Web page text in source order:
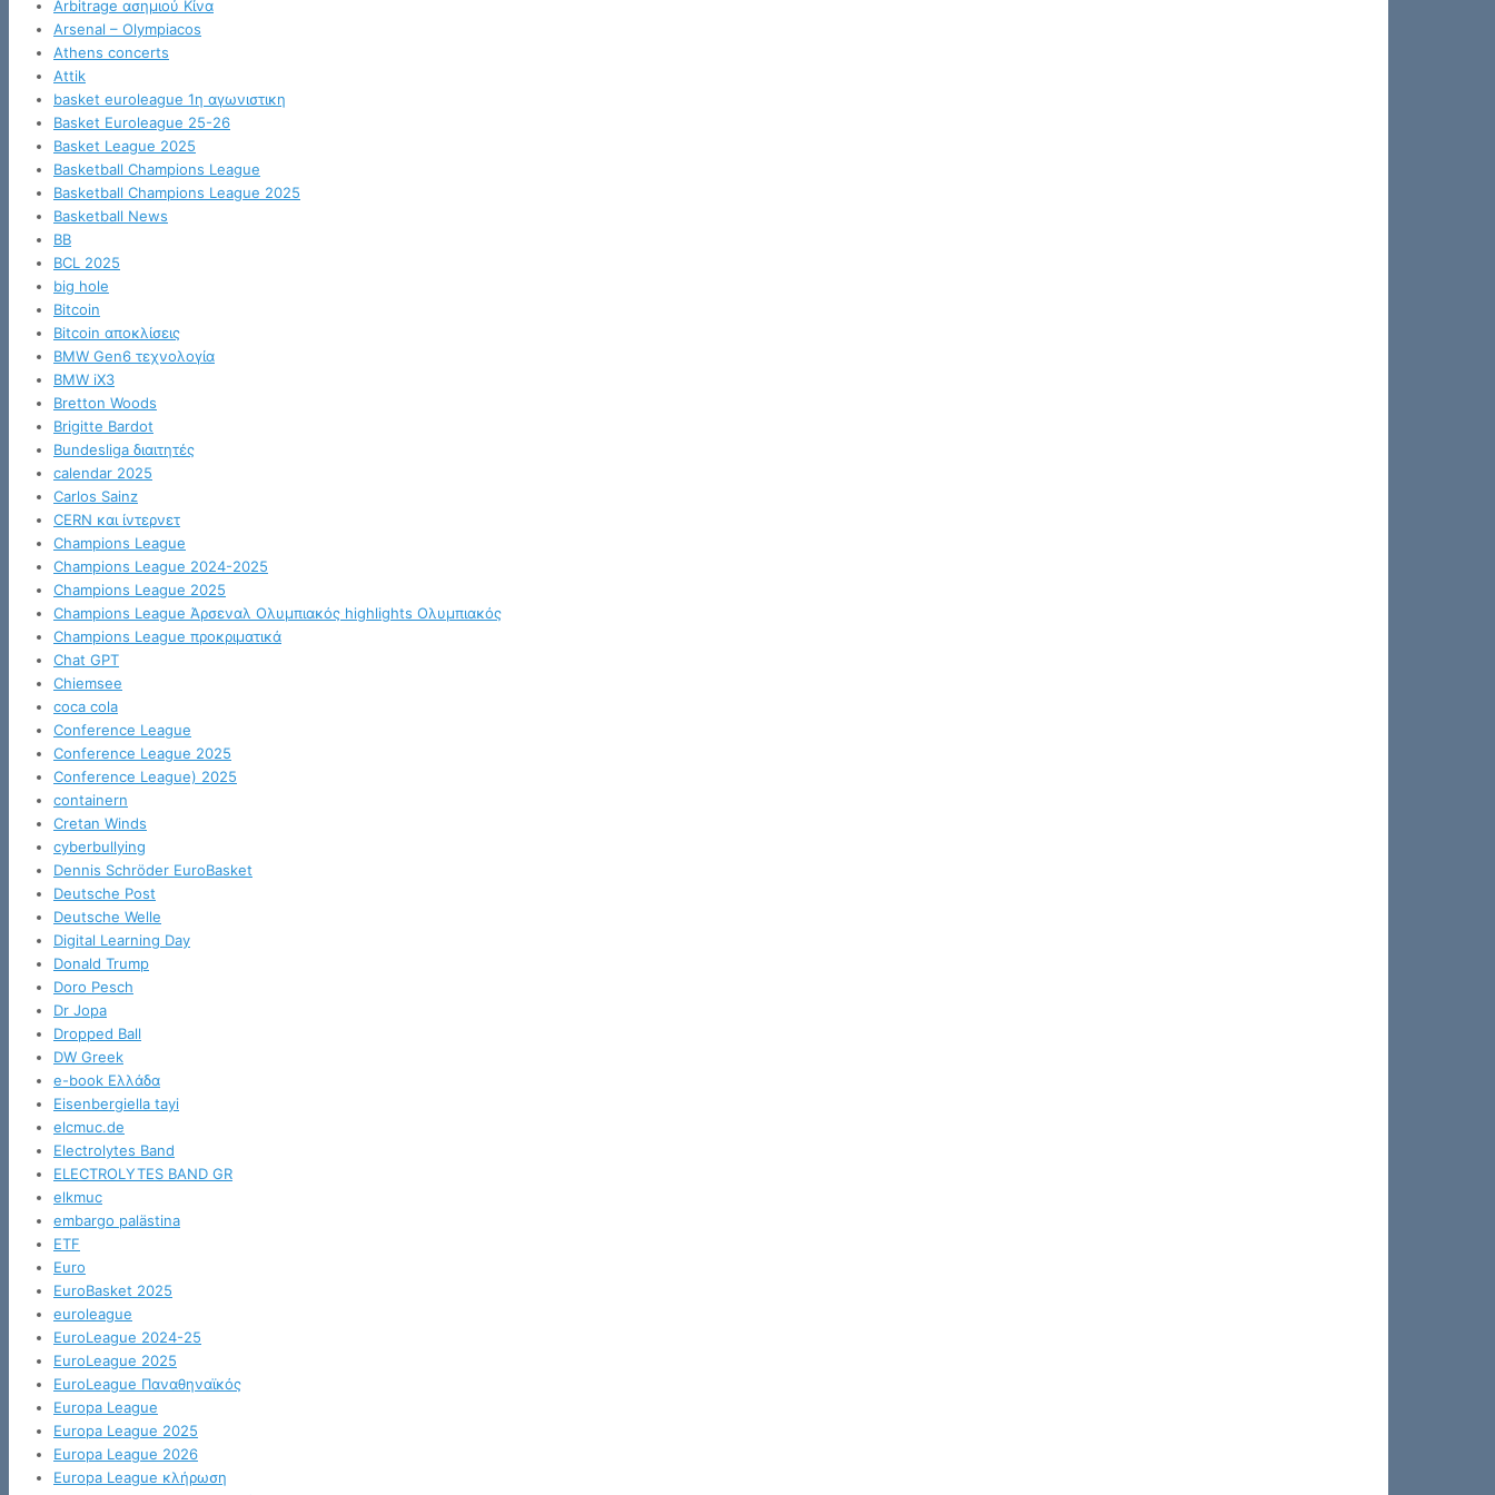
Arbitrage ασημιού Κίνα
Arsenal – Olympiacos
Athens concerts
Attik
basket euroleague 1η αγωνιστικη
Basket Euroleague 25-26
Basket League 2025
Basketball Champions League
Basketball Champions League 2025
Basketball News
BB
BCL 2025
big hole
Bitcoin
Bitcoin αποκλίσεις
BMW Gen6 τεχνολογία
BMW iX3
Bretton Woods
Brigitte Bardot
Bundesliga διαιτητές
calendar 2025
Carlos Sainz
CERN και ίντερνετ
Champions League
Champions League 2024-2025
Champions League 2025
Champions League Άρσεναλ Ολυμπιακός highlights Ολυμπιακός
Champions League προκριματικά
Chat GPT
Chiemsee
coca cola
Conference League
Conference League 2025
Conference League) 2025
containern
Cretan Winds
cyberbullying
Dennis Schröder EuroBasket
Deutsche Post
Deutsche Welle
Digital Learning Day
Donald Trump
Doro Pesch
Dr Jopa
Dropped Ball
DW Greek
e-book Ελλάδα
Eisenbergiella tayi
elcmuc.de
Electrolytes Band
ELECTROLYTES BAND GR
elkmuc
embargo palästina
ETF
Euro
EuroBasket 2025
euroleague
EuroLeague 2024-25
EuroLeague 2025
EuroLeague Παναθηναϊκός
Europa League
Europa League 2025
Europa League 2026
Europa League κλήρωση